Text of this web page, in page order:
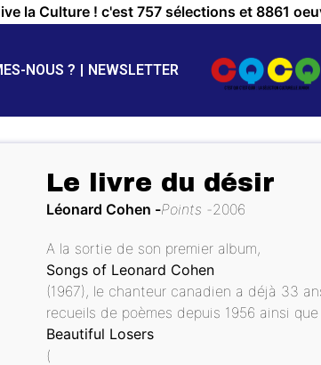
la Culture ! c'est 757 sélections et 8861
NOUS ? NEWSLETTER
Le livre du désir
Léonard Cohen Points 2006
A la sortie de son premier album,
Songs of Leonard Cohen
(1967), le chanteur canadien a déjà 33
recueils de poèmes depuis 1956 ainsi
Beautiful Losers
(